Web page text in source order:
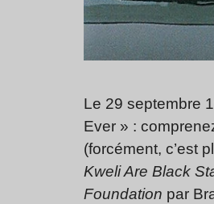
Le 29 septembre
Ever » :
(forcément, c’est
Kweli Are Black
Foundation par